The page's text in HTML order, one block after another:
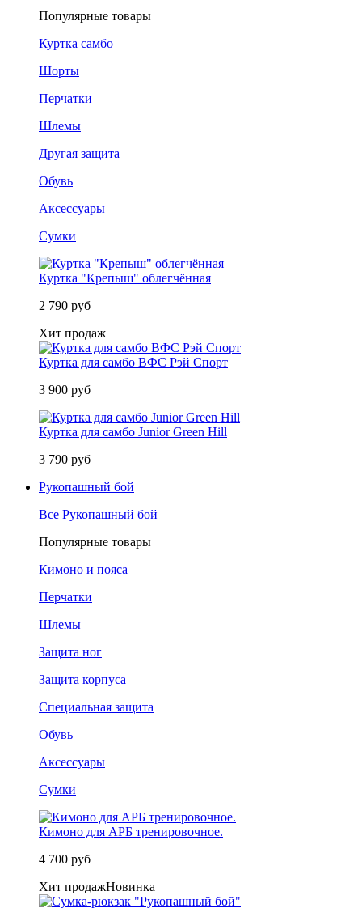
Популярные товары
Куртка самбо
Шорты
Перчатки
Шлемы
Другая защита
Обувь
Аксессуары
Сумки
Куртка "Крепыш" облегчённая
2 790 руб
Хит продаж
Куртка для самбо ВФС Рэй Спорт
3 900 руб
Куртка для самбо Junior Green Hill
3 790 руб
Рукопашный бой
Все Рукопашный бой
Популярные товары
Кимоно и пояса
Перчатки
Шлемы
Защита ног
Защита корпуса
Специальная защита
Обувь
Аксессуары
Сумки
Кимоно для АРБ тренировочное.
4 700 руб
Хит продажНовинка